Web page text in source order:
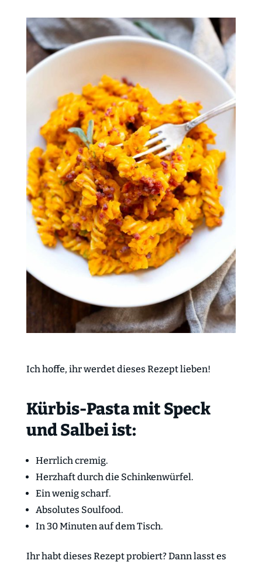
Ich hoffe, ihr werdet dieses Rezept lieben!
Kürbis-Pasta mit Speck
und Salbei ist:
Herrlich cremig.
Herzhaft durch die Schinkenwürfel.
Ein wenig scharf.
Absolutes Soulfood.
In 30 Minuten auf dem Tisch.
Ihr habt dieses Rezept probiert? Dann lasst es